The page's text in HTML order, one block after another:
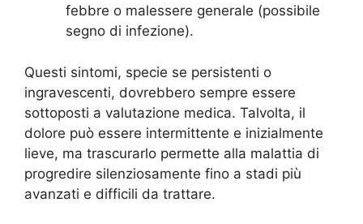
febbre o malessere generale (possibile
segno di infezione).
Questi sintomi, specie se persistenti o
ingravescenti, dovrebbero sempre essere
sottoposti a valutazione medica. Talvolta, il
dolore può essere intermittente e inizialmente
lieve, ma trascurarlo permette alla malattia di
progredire silenziosamente fino a stadi più
avanzati e difficili da trattare.